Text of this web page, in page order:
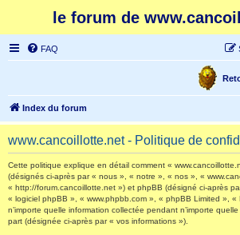
le forum de
FAQ
Index du forum
www.cancoillotte.net - Politique de
Cette politique explique en détail comment «
(désignés ci-après par « nous », « notre », « nos », «
« http://forum.cancoillotte.net ») et phpBB (désigné ci-après
« logiciel phpBB », « www.phpbb.com », « phpBB Limited »,
n’importe quelle information collectée pendant n’importe
part (désignée ci-après par « vos informations »).